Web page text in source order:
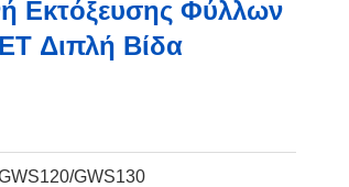
Εκτόξευσης Φύλλων
Διπλή Βίδα
GWS130